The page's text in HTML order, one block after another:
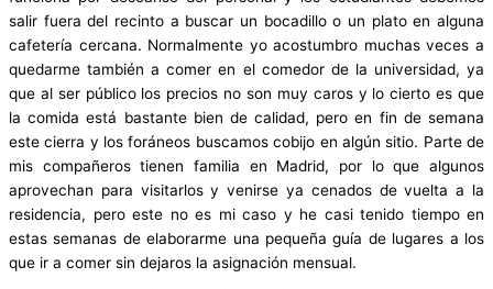
salir fuera del recinto a buscar un bocadillo o un plato en alguna
cafetería cercana. Normalmente yo acostumbro muchas veces a
quedarme también a comer en el comedor de la universidad, ya
que al ser público los precios no son muy caros y lo cierto es que
la comida está bastante bien de calidad, pero en fin de semana
este cierra y los foráneos buscamos cobijo en algún sitio. Parte de
mis compañeros tienen familia en Madrid, por lo que algunos
aprovechan para visitarlos y venirse ya cenados de vuelta a la
residencia, pero este no es mi caso y he casi tenido tiempo en
estas semanas de elaborarme una pequeña guía de lugares a los
que ir a comer sin dejaros la asignación mensual.